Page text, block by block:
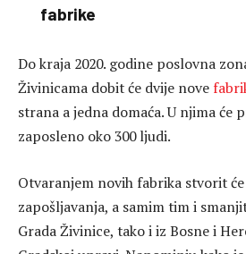
fabrike
Do kraja 2020. godine poslovna
Živinicama dobit će dvije nove
strana a jedna domaća. U njima će
zaposleno oko 300 ljudi.
Otvaranjem novih fabrika stvorit
zapošljavanja, a samim tim i
Grada Živinice, tako i iz Bosne i